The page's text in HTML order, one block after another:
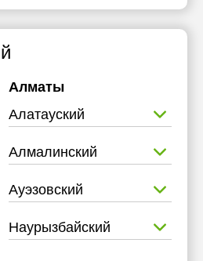
Алматы
Алатауский
Алмалинский
Ауэзовский
Наурызбайский